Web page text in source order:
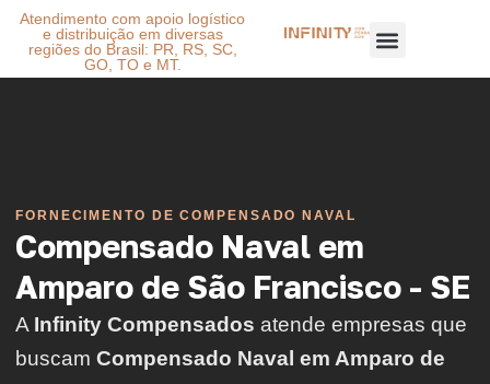
Atendimento com apoio logístico
e distribuição em diversas
regiões do Brasil: PR, RS, SC,
GO, TO e MT.
FORNECIMENTO DE COMPENSADO NAVAL
Compensado Naval em
Amparo de São Francisco - SE
A Infinity Compensados atende empresas que
buscam Compensado Naval em Amparo de